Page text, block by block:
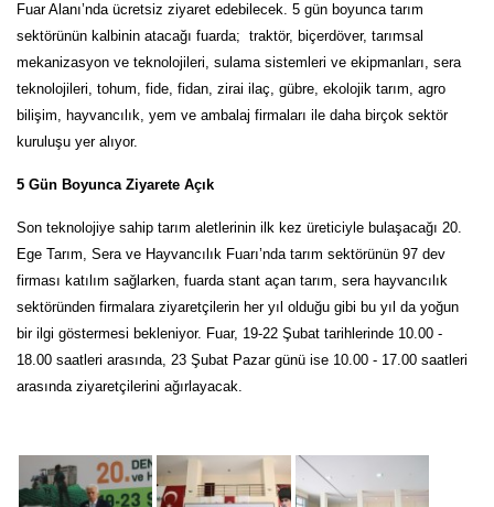
Fuar Alanı’nda ücretsiz ziyaret edebilecek. 5 gün boyunca tarım
sektörünün kalbinin atacağı fuarda; traktör, biçerdöver, tarımsal
mekanizasyon ve teknolojileri, sulama sistemleri ve ekipmanları, sera
teknolojileri, tohum, fide, fidan, zirai ilaç, gübre, ekolojik tarım, agro
bilişim, hayvancılık, yem ve ambalaj firmaları ile daha birçok sektör
kuruluşu yer alıyor.
5 Gün Boyunca Ziyarete Açık
Son teknolojiye sahip tarım aletlerinin ilk kez üreticiyle bulaşacağı 20.
Ege Tarım, Sera ve Hayvancılık Fuarı’nda tarım sektörünün 97 dev
firması katılım sağlarken, fuarda stant açan tarım, sera hayvancılık
sektöründen firmalara ziyaretçilerin her yıl olduğu gibi bu yıl da yoğun
bir ilgi göstermesi bekleniyor. Fuar, 19-22 Şubat tarihlerinde 10.00 -
18.00 saatleri arasında, 23 Şubat Pazar günü ise 10.00 - 17.00 saatleri
arasında ziyaretçilerini ağırlayacak.